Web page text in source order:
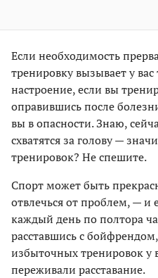
Если необходимость
тренировку вызывает у
настроение, если вы
оправившись после
вы в опасности. Знаю,
схватятся за голову —
тренировок? Не спешите.
Спорт может быть
отвлечься от проблем, — и
каждый день по полтора
расставшись с
избыточных тренировок у
переживали расставание.